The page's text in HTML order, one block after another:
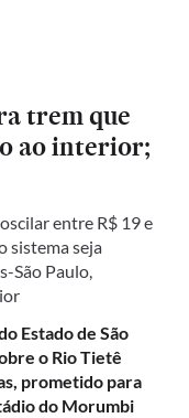
trem que
ao interior;
entre R$ 19 e
sistema seja
São Paulo,
Estado de São
o Rio Tietê
prometido para
do Morumbi